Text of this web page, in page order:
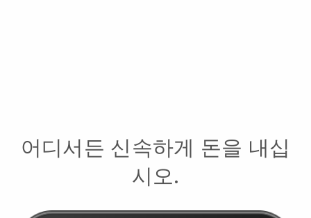
어디서든 신속하게 돈을 내십
시오.